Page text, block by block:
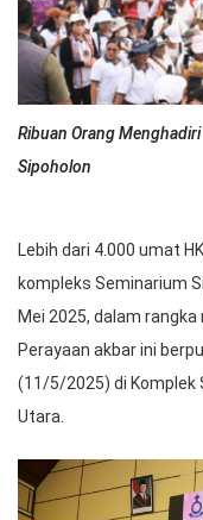
Ribuan Orang
Sipoholon
Lebih dari 4.000 umat
kompleks Seminarium
Mei 2025, dalam rangka
Perayaan akbar ini
(11/5/2025) di Komplek
Utara.